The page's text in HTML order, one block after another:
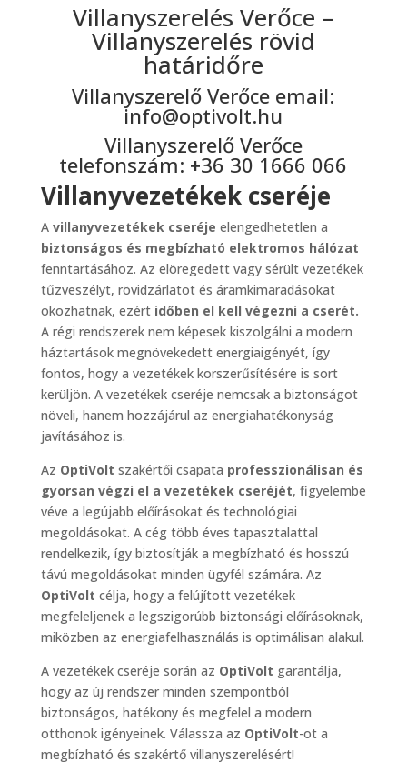
Villanyszerelés Verőce –
Villanyszerelés rövid
határidőre
Villanyszerelő Verőce email:
info@optivolt.hu
Villanyszerelő Verőce
telefonszám: +36 30 1666 066
Villanyvezetékek cseréje
A villanyvezetékek cseréje elengedhetetlen a
biztonságos és megbízható elektromos hálózat
fenntartásához. Az elöregedett vagy sérült vezetékek
tűzveszélyt, rövidzárlatot és áramkimaradásokat
okozhatnak, ezért időben el kell végezni a cserét.
A régi rendszerek nem képesek kiszolgálni a modern
háztartások megnövekedett energiaigényét, így
fontos, hogy a vezetékek korszerűsítésére is sort
kerüljön. A vezetékek cseréje nemcsak a biztonságot
növeli, hanem hozzájárul az energiahatékonyság
javításához is.
Az OptiVolt szakértői csapata professzionálisan és
gyorsan végzi el a vezetékek cseréjét, figyelembe
véve a legújabb előírásokat és technológiai
megoldásokat. A cég több éves tapasztalattal
rendelkezik, így biztosítják a megbízható és hosszú
távú megoldásokat minden ügyfél számára. Az
OptiVolt célja, hogy a felújított vezetékek
megfeleljenek a legszigorúbb biztonsági előírásoknak,
miközben az energiafelhasználás is optimálisan alakul.
A vezetékek cseréje során az OptiVolt garantálja,
hogy az új rendszer minden szempontból
biztonságos, hatékony és megfelel a modern
otthonok igényeinek. Válassza az OptiVolt-ot a
megbízható és szakértő villanyszerelésért!